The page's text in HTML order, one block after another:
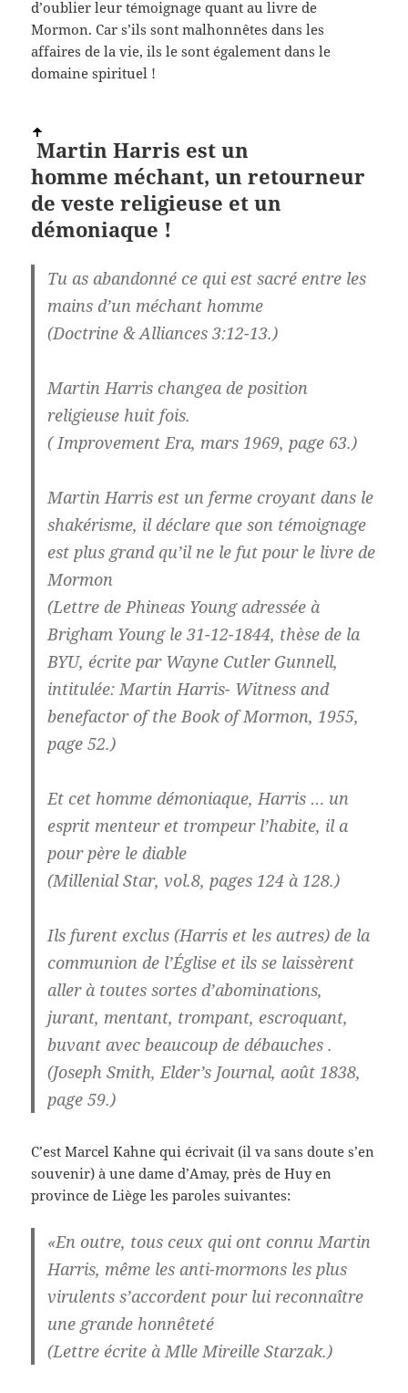
d’oublier leur témoignage quant au livre de
Mormon. Car s’ils sont malhonnêtes dans les
affaires de la vie, ils le sont également dans le
domaine spirituel !
Martin Harris est un
hommeméchant, un retourneur
de veste religieuse et un
démoniaque !
Tu as abandonné ce qui est sacré entre les
mains d’un méchant homme
(Doctrine & Alliances 3:12-13.)
Martin Harris changea de position
religieuse huit fois.
( Improvement Era, mars 1969, page 63.)
Martin Harris est un ferme croyant dans le
shakérisme, il déclare que son témoignage
est plus grand qu’il ne le fut pour le livre de
Mormon
(Lettre de Phineas Young adressée à
Brigham Young le 31-12-1844, thèse de la
BYU, écrite par Wayne Cutler Gunnell,
intitulée: Martin Harris- Witness and
benefactor of the Book of Mormon, 1955,
page 52.)
Et cet homme démoniaque, Harris … un
esprit menteur et trompeur l’habite, il a
pour père le diable
(Millenial Star, vol.8, pages 124 à 128.)
Ils furent exclus (Harris et les autres) de la
communion de l’Église et ils se laissèrent
aller à toutes sortes d’abominations,
jurant, mentant, trompant, escroquant,
buvant avec beaucoup de débauches .
(Joseph Smith, Elder’s Journal, août 1838,
page 59.)
C’est Marcel Kahne qui écrivait (il va sans doute s’en
souvenir) à une dame d’Amay, près de Huy en
province de Liège les paroles suivantes:
«En outre, tous ceux qui ont connu Martin
Harris, même les anti-mormons les plus
virulents s’accordent pour lui reconnaître
une grande honnêteté
(Lettre écrite à Mlle Mireille Starzak.)